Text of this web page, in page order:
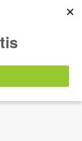
SHOP